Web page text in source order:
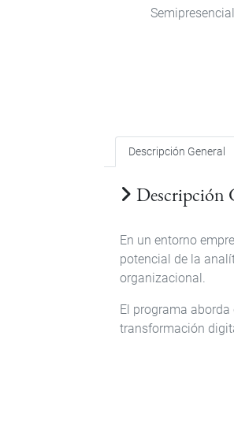
Semipresencial
Descripción General
Descripción
En un entorno
potencial de la
organizacional.
El programa
transformación